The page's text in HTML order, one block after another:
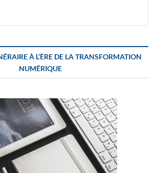
À L’ÈRE DE LA TRANSFORMATION
NUMÉRIQUE